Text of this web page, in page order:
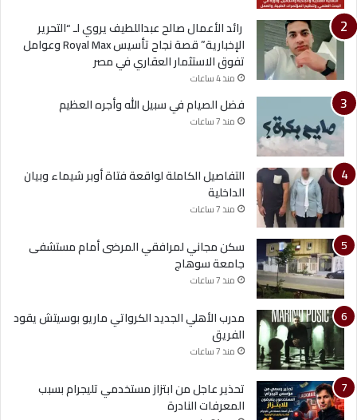
رائد الأعمال صالح عبداللطيف يروي لـ “التحرير
الإخبارية” قصة نجاح تأسيس Royal Max وعوامل
تفوق الاستثمار العقاري في مصر
منذ 4 ساعات
فضل الصيام في سبيل الله وأجره العظيم
منذ 7 ساعات
التفاصيل الكاملة لواقعة فتاة أوبر شيماء وبيان
الداخلية
منذ 7 ساعات
سكن مجاني لمرافقي المرضى أمام مستشفى
جامعة سوهاج
منذ 7 ساعات
مدرب الأهلي الجديد الكرواتي ماريو بوسيتش يقود
الفريق
منذ 7 ساعات
تحذير عاجل من ابتزاز مستخدمي تليجرام بسبب
المعرفات النادرة